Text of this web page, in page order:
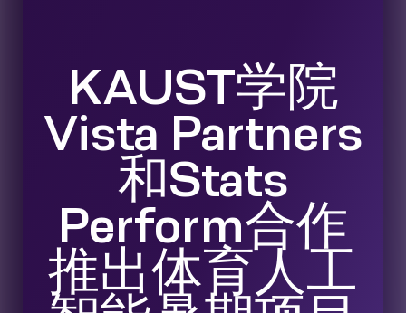
KAUST学院
Vista Partners
和Stats
Perform合作
推出体育人工